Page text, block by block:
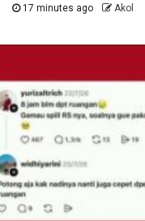
17 minutes ago Akol